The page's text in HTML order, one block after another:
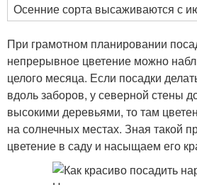
Осенние сорта высаживаются с
При грамотном планировании
непрерывное цветение можно
целого месяца. Если посадки
вдоль заборов, у северной стены
высокими деревьями, то там
на солнечных местах. Зная такой
цветение в саду и насыщаем его